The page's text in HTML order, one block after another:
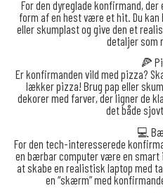
For den dyreglade konfirmand,
form af en hest være et hit. Du kan
eller skumplast og give den et
detaljer som
🍕
Er konfirmanden vild med pizza?
lækker pizza! Brug pap eller
dekorer med farver, der ligner de
det både
💻
For den tech-interesserede
en bærbar computer være en
at skabe en realistisk laptop med
en “skærm” med